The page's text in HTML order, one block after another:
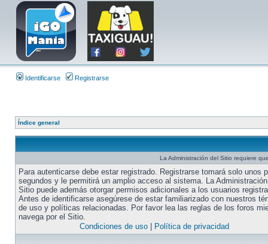
Identificarse Registrarse
Índice general
La Administración del Sitio requiere
Para autenticarse debe estar registrado. Registrarse tomará solo unos
segundos y le permitirá un amplio acceso al sistema. La
Sitio puede además otorgar permisos adicionales a los usuarios
Antes de identificarse asegúrese de estar familiarizado con nuestros
de uso y políticas relacionadas. Por favor lea las reglas de los foros
navega por el Sitio.
Condiciones de uso| Política de privacidad